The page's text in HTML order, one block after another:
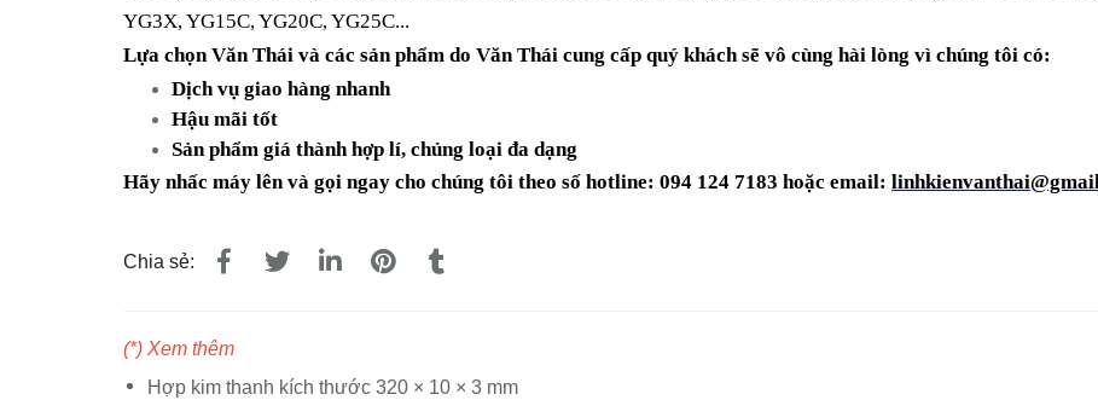
YG3X, YG15C, YG20C, YG25C...
Lựa chọn Văn Thái và các sản phẩm do Văn Thái cung cấp quý khách sẽ vô cùng hài lòng vì chúng tôi có:
Dịch vụ giao hàng nhanh
Hậu mãi tốt
Sản phẩm giá thành hợp lí, chủng loại đa dạng
Hãy nhấc máy lên và gọi ngay cho chúng tôi theo số hotline: 094 124 7183 hoặc email:
Chia sẻ:
(*) Xem thêm
Hợp kim thanh kích thước 320 × 10 × 3 mm